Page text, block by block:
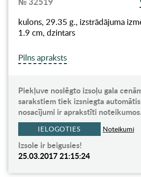
kulons, 29.35 g., izstrādājuma
1.9 cm, dzintars
Pilns apraksts
Piekļuve noslēgto izsoļu gala
sarakstiem tiek izsniegta
nosacījumi ir aprakstīti noteikumos.
IELOGOTIES Noteikumi
Izsole ir beigusies!
25.03.2017 21:15:24